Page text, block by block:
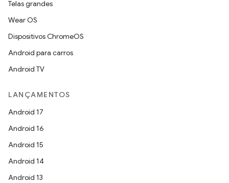
Telas grandes
Wear OS
Dispositivos ChromeOS
Android para carros
Android TV
LANÇAMENTOS
Android 17
Android 16
Android 15
Android 14
Android 13